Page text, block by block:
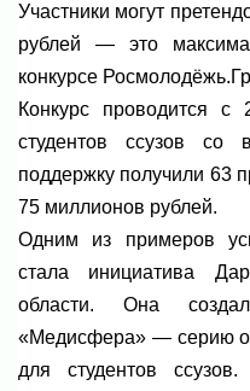
Участники могут
рублей — это
конкурсе
Конкурс проводится
студентов ссузов
поддержку получили 63
75 миллионов рублей.
Одним из примеров
стала инициатива
области. Она
«Медисфера» — серию
для студентов